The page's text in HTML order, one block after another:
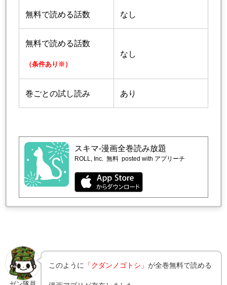
無料で読める話数 なし
無料で読める話数
（条件あり※）
なし
巻ごとの試し読み あり
スキマ-漫画全巻読み放題
ROLL, Inc. 無料 posted with アプリーチ
このように 「クダンノゴトシ」が全巻無料で読める